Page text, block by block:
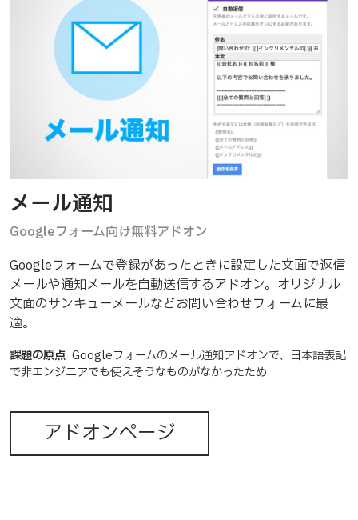
メール通知
Googleフォーム向け無料アドオン
Googleフォームで登録があったときに設定した文面で返信
メールや通知メールを自動送信するアドオン。オリジナル
文面のサンキューメールなどお問い合わせフォームに最
適。
課題の原点 Googleフォームのメール通知アドオンで、日本語表記
で非エンジニアでも使えそうなものがなかったため
アドオンページ